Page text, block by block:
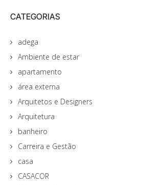
CATEGORIAS
adega
Ambiente de estar
apartamento
área externa
Arquitetos e Designers
Arquitetura
banheiro
Carreira e Gestão
casa
CASACOR